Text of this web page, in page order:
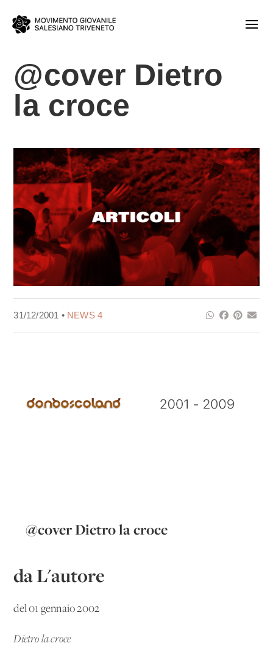
@cover Dietro
la croce
31/12/2001 • NEWS 4
@cover Dietro la croce
da L'autore
del 01 gennaio 2002
Dietro la croce